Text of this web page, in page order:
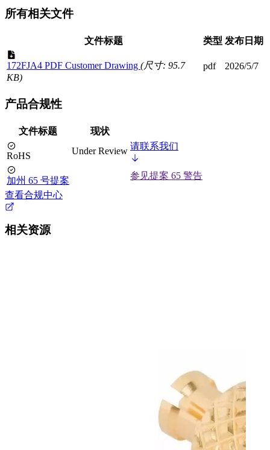
所有相关文件
文件标题 类型 发布日期
172FJA4 PDF Customer Drawing (尺寸: 95.7
KB)
pdf 2026/5/7
产品合规性
文件标题 现状
RoHS Under Review 请联系我们
加州 65 号提案
参见提案 65 警告
查看合规中心
相关资源